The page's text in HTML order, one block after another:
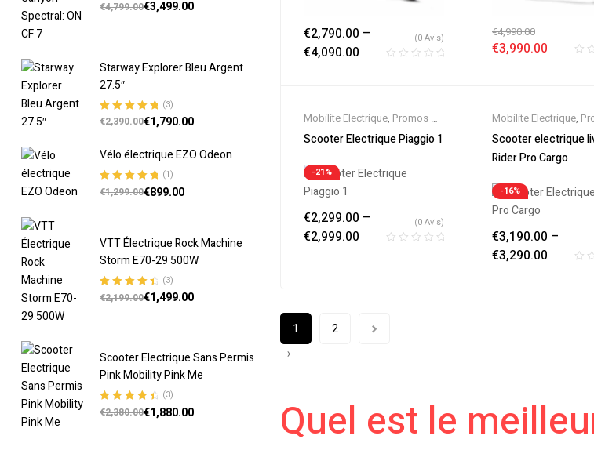
€2,790.00 –
€4,090.00
(0 Avis) €4,990.00
€3,990.00
Mobilite Electrique, Promos &
Soldes,Scooter 125cc,
Electrique,Scooters
Scooter Electrique Piaggio 1
-21%
€2,299.00 –
€2,999.00
(0 Avis)
Mobilite Electrique,
Soldes,Scooter 125cc
Scooter 50cc,Scooter
Scooter electrique
Rider Pro Cargo
-16%
€3,190.00 –
€3,290.00
1
2
→
Quel est le
Note5.00sur
€4,799.00€3,499.00
Starway Explorer Bleu Argent
27.5″
Note5.00sur
(3)
€2,390.00€1,790.00
Vélo électrique EZO Odeon
Note5.00sur
(1)
€1,299.00€899.00
VTT Électrique Rock Machine
Storm E70-29 500W
Note4.67
(3)
€2,199.00€1,499.00
Scooter Electrique Sans Permis
Pink Mobility Pink Me
Note4.67
(3)
€2,380.00€1,880.00